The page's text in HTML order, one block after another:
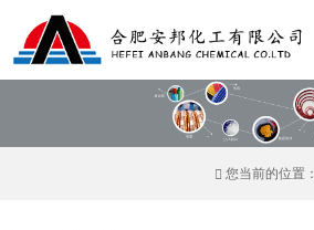
您当前的位置：